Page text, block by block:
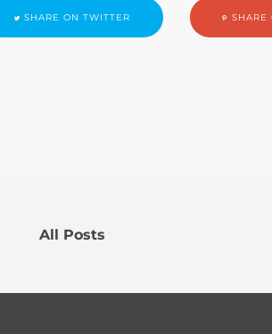
SHARE ON TWITTER SHARE
All Posts